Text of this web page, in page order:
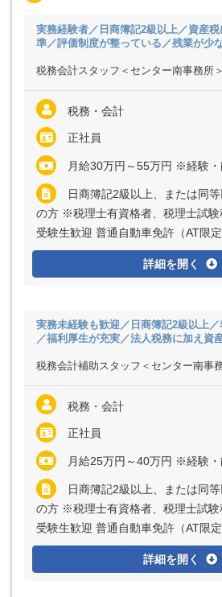
実務経験者／日商簿記2級以上／資産
準／評価制度が整っている／残業が少
税務会計スタッフ＜センター南事務所＞
税務・会計
正社員
月給30万円～55万円 ※経験・能力など考慮の上、決
日商簿記2級以上、または同
の方 ※税理士有資格者、税理士試
受験生歓迎 普通自動車免許（AT限定
詳細を開く
実務未経験も歓迎／日商簿記2級以上
／福利厚生が充実／法人税務に加え資
税務会計補助スタッフ＜センター南事
税務・会計
正社員
月給25万円～40万円 ※経験・能力など考慮の上、決
日商簿記2級以上、または同
の方 ※税理士有資格者、税理士試
受験生歓迎 普通自動車免許（AT限定
詳細を開く